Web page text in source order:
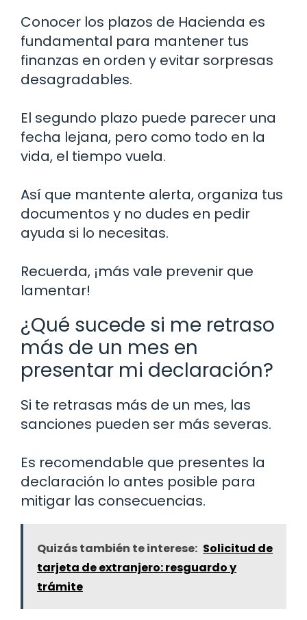
Conocer los plazos de Hacienda es
fundamental para mantener tus
finanzas en orden y evitar sorpresas
desagradables.
El segundo plazo puede parecer una
fecha lejana, pero como todo en la
vida, el tiempo vuela.
Así que mantente alerta, organiza tus
documentos y no dudes en pedir
ayuda si lo necesitas.
Recuerda, ¡más vale prevenir que
lamentar!
¿Qué sucede si me retraso
más de un mes en
presentar mi declaración?
Si te retrasas más de un mes, las
sanciones pueden ser más severas.
Es recomendable que presentes la
declaración lo antes posible para
mitigar las consecuencias.
Quizás también te interese: Solicitud de
tarjeta de extranjero: resguardo y
trámite